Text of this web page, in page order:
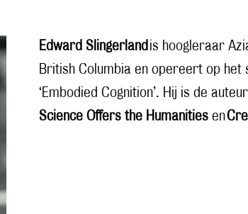
Edward Slingerland is hoogleraar
British Columbia en opereert op het
‘Embodied Cognition’. Hij is de
Science Offers the Humanitiesen